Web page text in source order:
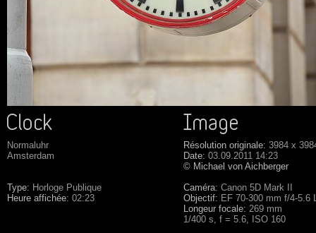
Normaluhr
Amsterdam
Type: Horloge Publique
Heure affichée: 02:23
Résolution originale: 3984 x
Date: 03.09.2011 14:23
© Michael von Aichberger
Caméra: Canon 5D Mark II
Objectif: EF 70-300 mm f/4-5.6
Longeur focale: 269 mm
1/400 s, f = 5.6, ISO 160